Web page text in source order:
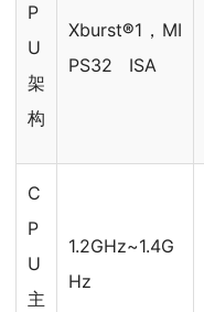
P
U
架
构
Xburst®1，MI
PS32 ISA
C
P
U
主
1.2GHz~1.4G
Hz